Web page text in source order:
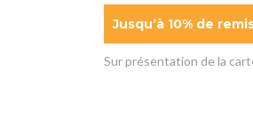
Jusqu’à 10% de
Sur présentation de la